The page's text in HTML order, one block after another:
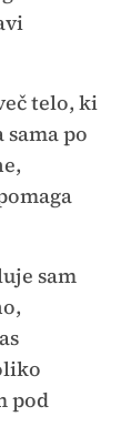
telo, ki
po
sam
pod